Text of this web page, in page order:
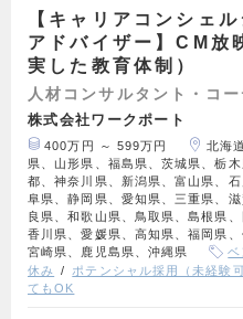
【キャリアコンシェ
アドバイザー】CM放
実した教育体制）
人材コンサルタント・コ
株式会社ワークポート
400万円 ～ 599万円
北海
県、山形県、福島県、茨城県、栃
都、神奈川県、新潟県、富山県、
阜県、静岡県、愛知県、三重県、
良県、和歌山県、鳥取県、島根県
香川県、愛媛県、高知県、福岡県
宮崎県、鹿児島県、沖縄県
ベ
休み
ポテンシャル採用（未経験可
てもOK